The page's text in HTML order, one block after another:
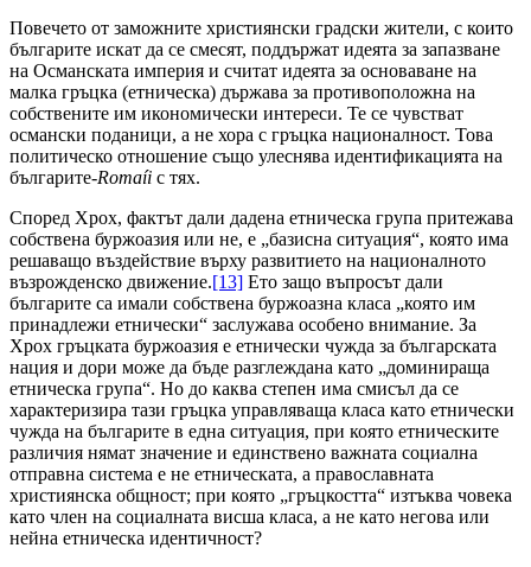
Повечето от заможните християнски градски жители, с които
българите искат да се смесят, поддържат идеята за запазване
на Османската империя и считат идеята за основаване на
малка гръцка (етническа) държава за противоположна на
собствените им икономически интереси. Те се чувстват
османски поданици, а не хора с гръцка националност. Това
политическо отношение също улеснява идентификацията на
българите-Romaíi с тях.
Според Хрох, фактът дали дадена етническа група притежава
собствена буржоазия или не, е „базисна ситуация“, която има
решаващо въздействие върху развитието на националното
възрожденско движение.[13] Ето защо въпросът дали
българите са имали собствена буржоазна класа „която им
принадлежи етнически“ заслужава особено внимание. За
Хрох гръцката буржоазия е етнически чужда за българската
нация и дори може да бъде разглеждана като „доминираща
етническа група“. Но до каква степен има смисъл да се
характеризира тази гръцка управляваща класа като етнически
чужда на българите в една ситуация, при която етническите
различия нямат значение и единствено важната социална
отправна система е не етническата, а православната
християнска общност; при която „гръцкостта“ изтъква човека
като член на социалната висша класа, а не като негова или
нейна етническа идентичност?